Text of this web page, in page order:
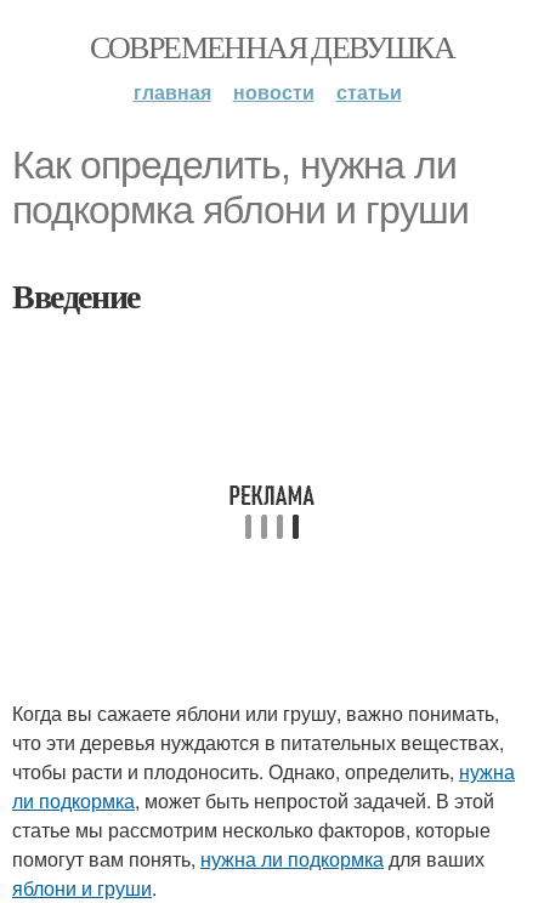
СОВРЕМЕННАЯ ДЕВУШКА
главная новости статьи
Как определить, нужна ли
подкормка яблони и груши
Введение
Когда вы сажаете яблони или грушу, важно понимать,
что эти деревья нуждаются в питательных веществах,
чтобы расти и плодоносить. Однако, определить, нужна
ли подкормка, может быть непростой задачей. В этой
статье мы рассмотрим несколько факторов, которые
помогут вам понять, нужна ли подкормкадля ваших
яблони и груши.